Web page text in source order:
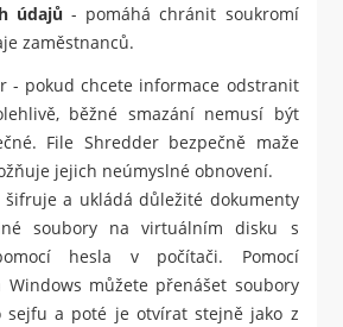
údajů - pomáhá chránit soukromí
zaměstnanců.
- pokud chcete informace odstranit
běžné smazání nemusí být
File Shredder bezpečně maže
jejich neúmyslné obnovení.
šifruje a ukládá důležité dokumenty
soubory na virtuálním disku s
hesla v počítači. Pomocí
Windows můžete přenášet soubory
sejfu a poté je otvírat stejně jako z